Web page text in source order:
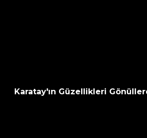
Karatay'ın Güzellikleri